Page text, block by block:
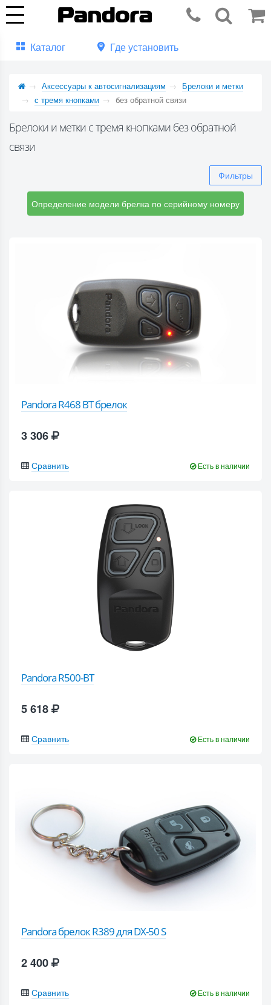
Каталог Где установить
Аксессуары к автосигнализациям
Брелоки и метки
с тремя кнопками
без обратной связи
Брелоки и метки с тремя кнопками без обратной
связи
Фильтры
Определение модели брелка по серийному номеру
Pandora R468 BT брелок
3 306
Сравнить Есть в наличии
Pandora R500-BT
5 618
Сравнить Есть в наличии
Pandora брелок R389 для DX-50 S
2 400
Сравнить Есть в наличии